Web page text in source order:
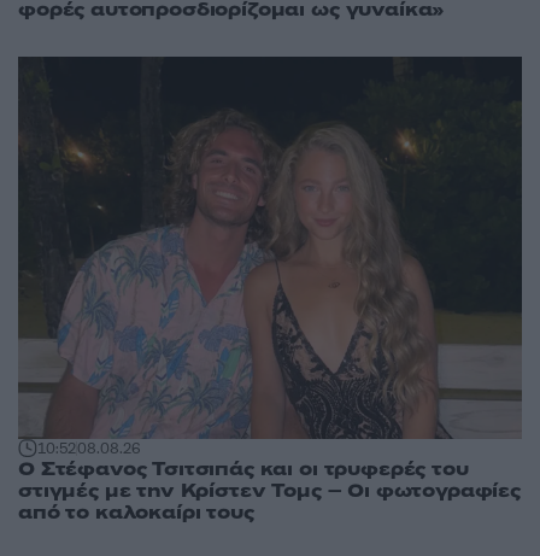
φορές αυτοπροσδιορίζομαι ως γυναίκα»
10:5208.08.26
Ο Στέφανος Τσιτσιπάς και οι τρυφερές του
στιγμές με την Κρίστεν Τομς – Οι φωτογραφίες
από το καλοκαίρι τους